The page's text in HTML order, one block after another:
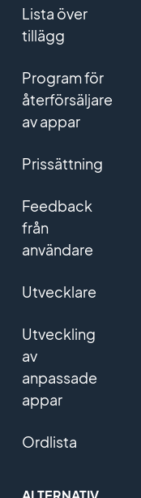
Lista över
tillägg
Program för
återförsäljare
av appar
Prissättning
Feedback
från
användare
Utvecklare
Utveckling
av
anpassade
appar
Ordlista